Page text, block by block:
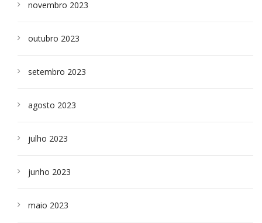
novembro 2023
outubro 2023
setembro 2023
agosto 2023
julho 2023
junho 2023
maio 2023